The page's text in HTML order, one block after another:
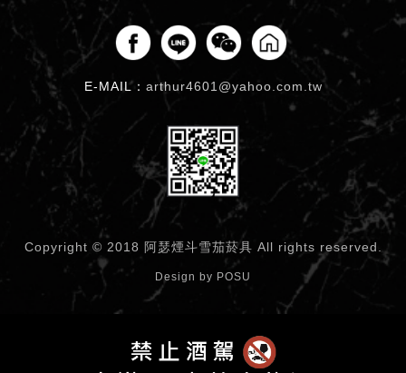
E-MAIL： arthur4601@yahoo.com.tw
Copyright © 2018 阿瑟煙斗雪茄菸具 All rights reserved.
Design by POSU